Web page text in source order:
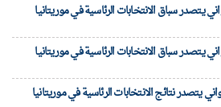
يتصدر سباق الانتخابات الرئاسية في موريتانيا
يتصدر سباق الانتخابات الرئاسية في موريتانيا
يتصدر نتائج الانتخابات الرئاسية في موريتانيا